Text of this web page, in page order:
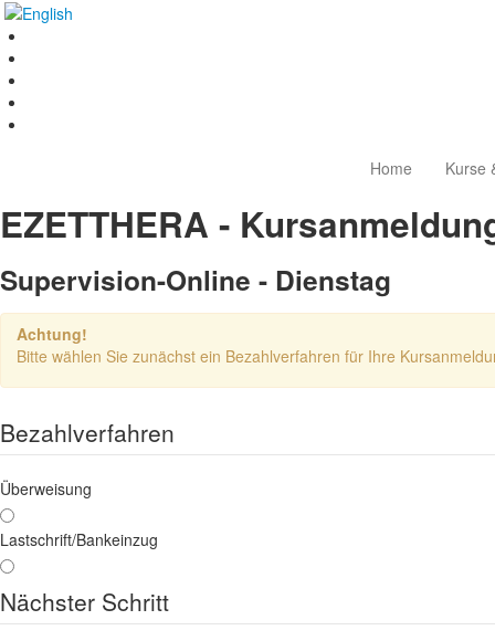
Home Kurse
EZETTHERA -
Supervision-Online - Dienstag
Achtung!
Bitte wählen Sie zunächst ein Bezahlverfahren für Ihre
Bezahlverfahren
Überweisung
Lastschrift/Bankeinzug
Nächster Schritt